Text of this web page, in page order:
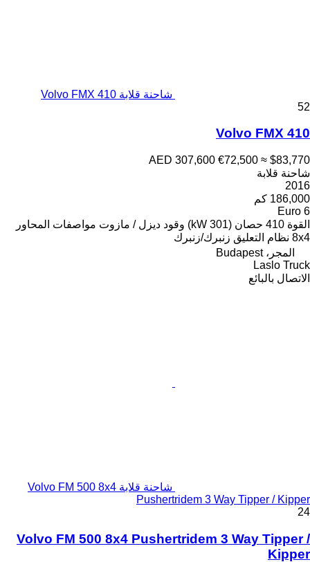
شاحنة قلابة Volvo FMX 410
52
Volvo FMX 410
AED 307,600 €72,500 ≈ $83,770
شاحنة قلابة
2016
186,000 كم
Euro 6
القوة 410 حصان (301 kW) وقود ديزل / مازوت مواصفات المحاور
8x4 نظام التعليق زنبرك/زنبرك
المجر، Budapest
Laslo Truck
الاتصال بالبائع
شاحنة قلابة Volvo FM 500 8x4
Pushertridem 3 Way Tipper / Kipper
24
Volvo FM 500 8x4 Pushertridem 3 Way Tipper /
Kipper